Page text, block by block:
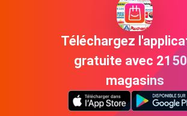
Téléchargez
gratuite avec
magasins